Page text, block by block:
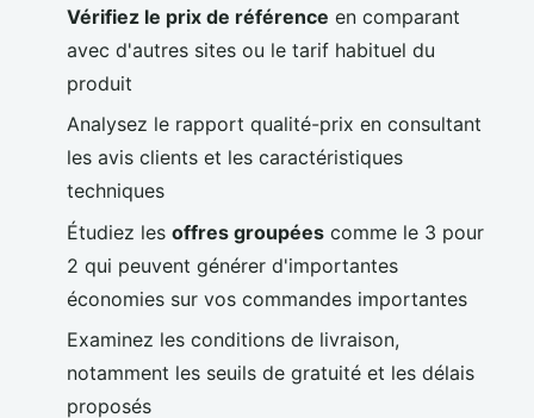
Vérifiez le prix de référence en comparant
avec d'autres sites ou le tarif habituel du
produit
Analysez le rapport qualité-prix en consultant
les avis clients et les caractéristiques
techniques
Étudiez les offres groupées comme le 3 pour
2 qui peuvent générer d'importantes
économies sur vos commandes importantes
Examinez les conditions de livraison,
notamment les seuils de gratuité et les délais
proposés